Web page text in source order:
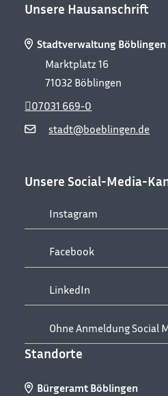
Unsere Hausanschrift
Stadtverwaltung Böblingen
Marktplatz 16
71032 Böblingen
stadt@boeblingen.de
07031 669-0
Unsere Social-Media-
Instagram
Facebook
LinkedIn
Ohne Anmeldung Social
Standorte
Bürgeramt Böblingen